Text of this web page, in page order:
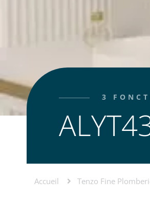
3
Accueil Tenzo Fine